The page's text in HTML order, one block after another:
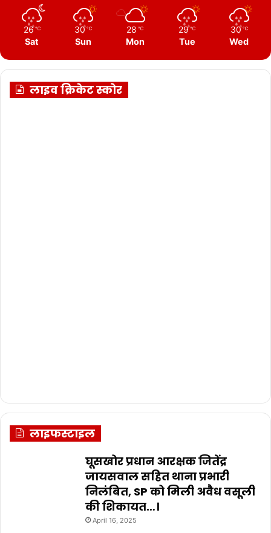
26 ℃
Sat
30 ℃
Sun
28 ℃
Mon
29 ℃
Tue
30 ℃
Wed
लाइव क्रिकेट स्कोर
लाइफस्टाइल
घूसखोर प्रधान आरक्षक जितेंद्र
जायसवाल सहित थाना प्रभारी
निलंबित, SP को मिली अवैध वसूली
की शिकायत…।
April 16, 2025